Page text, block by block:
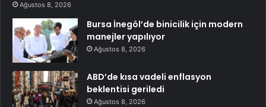
Ağustos 8, 2026
Bursa İnegöl’de binicilik için modern
manejler yapılıyor
Ağustos 8, 2026
ABD’de kısa vadeli enflasyon
beklentisi geriledi
Ağustos 8, 2026